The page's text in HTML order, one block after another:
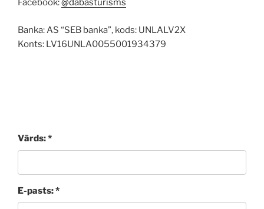
Facebook:@dabasturisms
Banka: AS “SEB banka”, kods: UNLALV2X
Konts: LV16UNLA0055001934379
Vārds: *
E-pasts: *